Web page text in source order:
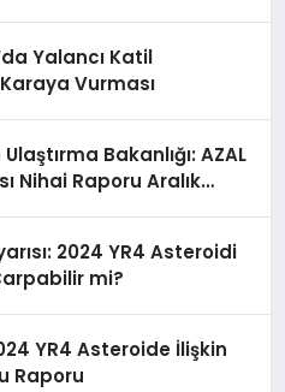
Yalancı Katil
Vurması
Bakanlığı: AZAL
Nihai Raporu Aralık
2024 YR4 Asteroidi
mi?
YR4 Asteroide İlişkin
Raporu